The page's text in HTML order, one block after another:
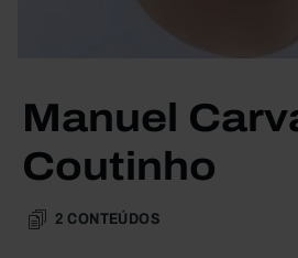
Manuel
Coutinho
2 CONTEÚDOS